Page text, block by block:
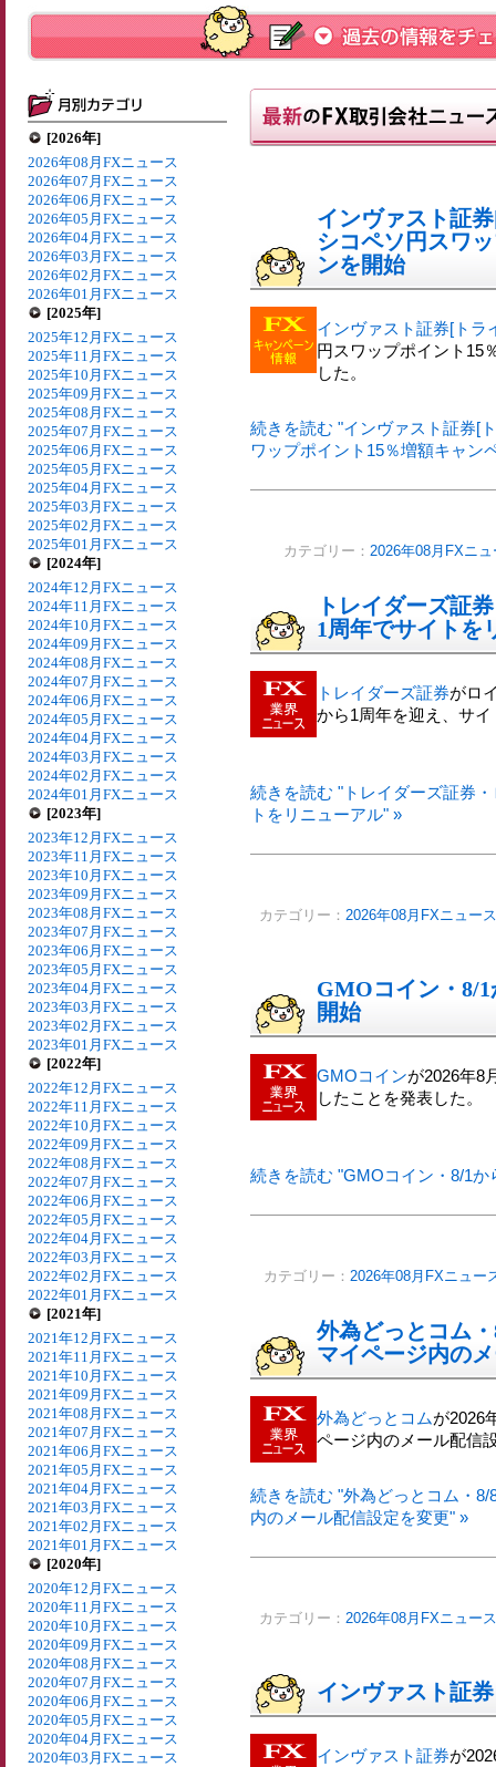
[2026年]
2026年08月FXニュース
2026年07月FXニュース
2026年06月FXニュース
2026年05月FXニュース
2026年04月FXニュース
2026年03月FXニュース
2026年02月FXニュース
2026年01月FXニュース
[2025年]
2025年12月FXニュース
2025年11月FXニュース
2025年10月FXニュース
2025年09月FXニュース
2025年08月FXニュース
2025年07月FXニュース
2025年06月FXニュース
2025年05月FXニュース
2025年04月FXニュース
2025年03月FXニュース
2025年02月FXニュース
2025年01月FXニュース
[2024年]
2024年12月FXニュース
2024年11月FXニュース
2024年10月FXニュース
2024年09月FXニュース
2024年08月FXニュース
2024年07月FXニュース
2024年06月FXニュース
2024年05月FXニュース
2024年04月FXニュース
2024年03月FXニュース
2024年02月FXニュース
2024年01月FXニュース
[2023年]
2023年12月FXニュース
2023年11月FXニュース
2023年10月FXニュース
2023年09月FXニュース
2023年08月FXニュース
2023年07月FXニュース
2023年06月FXニュース
2023年05月FXニュース
2023年04月FXニュース
2023年03月FXニュース
2023年02月FXニュース
2023年01月FXニュース
[2022年]
2022年12月FXニュース
2022年11月FXニュース
2022年10月FXニュース
2022年09月FXニュース
2022年08月FXニュース
2022年07月FXニュース
2022年06月FXニュース
2022年05月FXニュース
2022年04月FXニュース
2022年03月FXニュース
2022年02月FXニュース
2022年01月FXニュース
[2021年]
2021年12月FXニュース
2021年11月FXニュース
2021年10月FXニュース
2021年09月FXニュース
2021年08月FXニュース
2021年07月FXニュース
2021年06月FXニュース
2021年05月FXニュース
2021年04月FXニュース
2021年03月FXニュース
2021年02月FXニュース
2021年01月FXニュース
[2020年]
2020年12月FXニュース
2020年11月FXニュース
2020年10月FXニュース
2020年09月FXニュース
2020年08月FXニュース
2020年07月FXニュース
2020年06月FXニュース
2020年05月FXニュース
2020年04月FXニュース
2020年03月FXニュース
インヴァスト証
シコペソ円スワ
ンを開始
インヴァスト証券[トラ
円スワップポイント15
した。
続きを読む "インヴァスト証券[
ワップポイント15％増額キャン
カテゴリー： 2026年08月FXニュ
トレイダーズ証
1周年でサイトを
トレイダーズ証券がロ
から1周年を迎え、サ
続きを読む "トレイダーズ証券
トをリニューアル" »
カテゴリー： 2026年08月FXニュース
GMOコイン・8/
開始
GMOコインが2026年8
したことを発表した。
続きを読む "GMOコイン・8/1
カテゴリー： 2026年08月FXニュー
外為どっとコム
マイページ内の
外為どっとコムが2026
ページ内のメール配信
続きを読む "外為どっとコム・
内のメール配信設定を変更" »
カテゴリー： 2026年08月FXニュース
インヴァスト証
インヴァスト証券が